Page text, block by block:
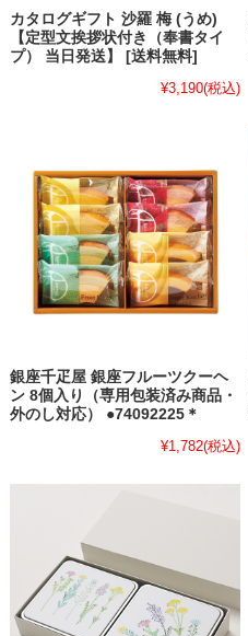
カタログギフト 沙羅 梅 (うめ)
【定型文挨拶状付き（奉書タイ
プ） 当日発送】 [送料無料]
¥3,190(税込)
銀座千疋屋 銀座フルーツクーヘ
ン 8個入り（専用包装済み商品・
外のし対応） ●74092225＊
¥1,782(税込)